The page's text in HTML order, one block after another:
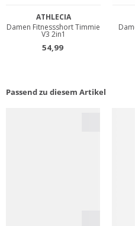
Passend zu diesem Artikel